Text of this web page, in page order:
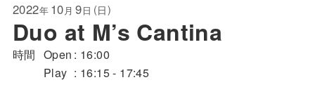
2022年 10月 9日 (日)
Duo at M’s Cantina
時間 Open
16:00
Play
16:15 - 17:45